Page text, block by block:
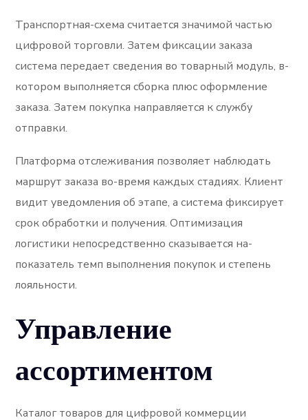
Транспортная-схема считается значимой частью
цифровой торговли. Затем фиксации заказа
система передает сведения во товарный модуль, в-
котором выполняется сборка плюс оформление
заказа. Затем покупка направляется к службу
отправки.
Платформа отслеживания позволяет наблюдать
маршрут заказа во-время каждых стадиях. Клиент
видит уведомления об этапе, а система фиксирует
срок обработки и получения. Оптимизация
логистики непосредственно сказывается на-
показатель темп выполнения покупок и степень
лояльности.
Управление
ассортиментом
Каталог товаров для цифровой коммерции